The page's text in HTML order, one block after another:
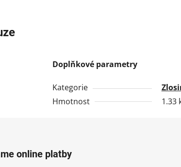
Doplňkové parametry
Kategorie
Hmotnost
1.33
online platby